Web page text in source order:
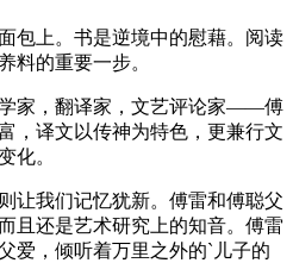
包上。书是逆境中的慰藉。阅读
料的重要一步。
学家，翻译家，文艺评论家——傅
，译文以传神为特色，更兼行文
化。
让我们记忆犹新。傅雷和傅聪父
且还是艺术研究上的知音。傅雷
爱，倾听着万里之外的`儿子的